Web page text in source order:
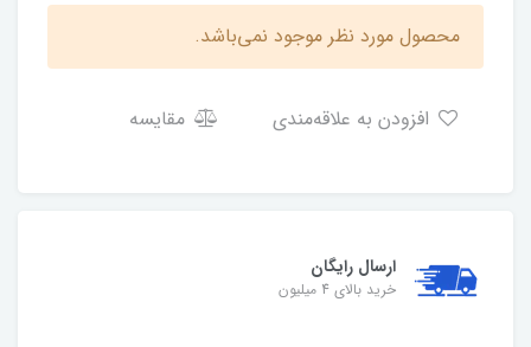
محصول مورد نظر موجود نمی‌باشد.
مقایسه
ارسال رایگان
خرید بالای 4 میلیون